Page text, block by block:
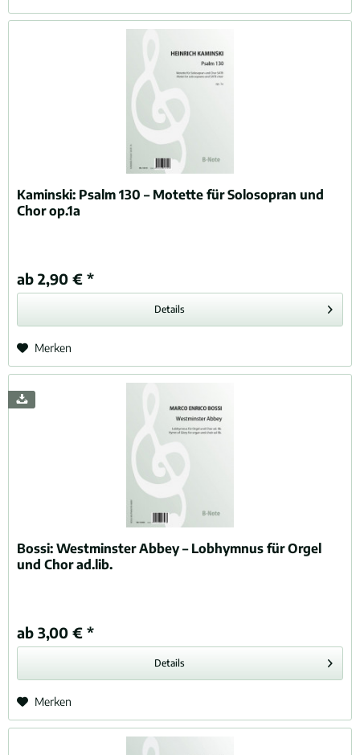
Kaminski: Psalm 130 – Motette für Solosopran und
Chor op.1a
ab 2,90 € *
Details
Merken
Bossi:Westminster Abbey – Lobhymnus für Orgel
und Chor ad.lib.
ab 3,00 € *
Details
Merken